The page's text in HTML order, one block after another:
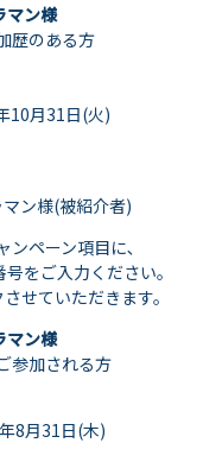
マン様
歴のある方
10月31日(火)
ン様(被紹介者)
ンペーン項目に､
をご入力ください。
せていただきます。
マン様
参加される方
8月31日(木)